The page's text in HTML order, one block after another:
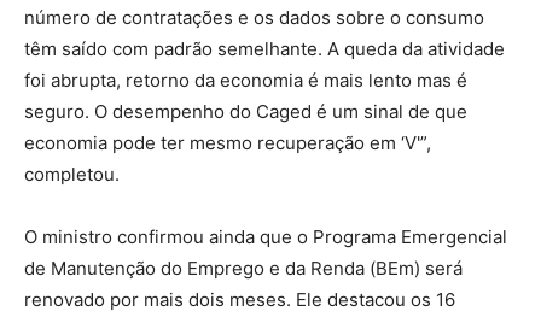
número de contratações e os dados sobre o consumo
têm saído com padrão semelhante. A queda da atividade
foi abrupta, retorno da economia é mais lento mas é
seguro. O desempenho do Caged é um sinal de que
economia pode ter mesmo recuperação em ‘V'”,
completou.
O ministro confirmou ainda que o Programa Emergencial
de Manutenção do Emprego e da Renda (BEm) será
renovado por mais dois meses. Ele destacou os 16